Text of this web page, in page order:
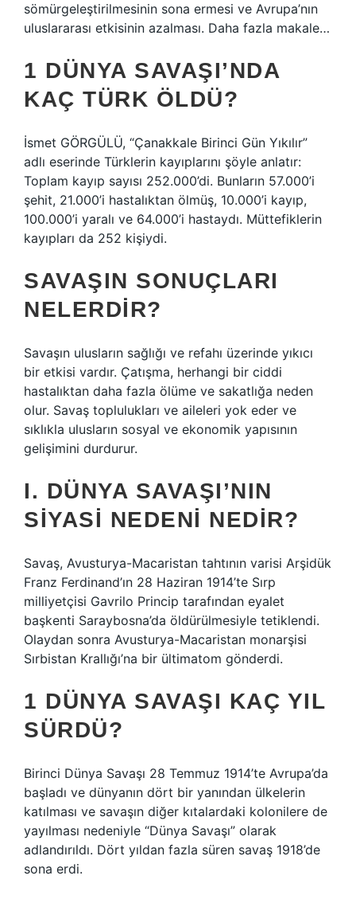
sömürgeleştirilmesinin sona ermesi ve Avrupa’nın
uluslararası etkisinin azalması. Daha fazla makale…
1 DÜNYA SAVAŞI’NDA
KAÇ TÜRK ÖLDÜ?
İsmet GÖRGÜLÜ, “Çanakkale Birinci Gün Yıkılır”
adlı eserinde Türklerin kayıplarını şöyle anlatır:
Toplam kayıp sayısı 252.000’di. Bunların 57.000’i
şehit, 21.000’i hastalıktan ölmüş, 10.000’i kayıp,
100.000’i yaralı ve 64.000’i hastaydı. Müttefiklerin
kayıpları da 252 kişiydi.
SAVAŞIN SONUÇLARI
NELERDIR?
Savaşın ulusların sağlığı ve refahı üzerinde yıkıcı
bir etkisi vardır. Çatışma, herhangi bir ciddi
hastalıktan daha fazla ölüme ve sakatlığa neden
olur. Savaş toplulukları ve aileleri yok eder ve
sıklıkla ulusların sosyal ve ekonomik yapısının
gelişimini durdurur.
I. DÜNYA SAVAŞI’NIN
SIYASI NEDENI NEDIR?
Savaş, Avusturya-Macaristan tahtının varisi Arşidük
Franz Ferdinand’ın 28 Haziran 1914’te Sırp
milliyetçisi Gavrilo Princip tarafından eyalet
başkenti Saraybosna’da öldürülmesiyle tetiklendi.
Olaydan sonra Avusturya-Macaristan monarşisi
Sırbistan Krallığı’na bir ültimatom gönderdi.
1 DÜNYA SAVAŞI KAÇ YIL
SÜRDÜ?
Birinci Dünya Savaşı 28 Temmuz 1914’te Avrupa’da
başladı ve dünyanın dört bir yanından ülkelerin
katılması ve savaşın diğer kıtalardaki kolonilere de
yayılması nedeniyle “Dünya Savaşı” olarak
adlandırıldı. Dört yıldan fazla süren savaş 1918’de
sona erdi.